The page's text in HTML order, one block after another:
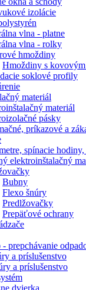
izolácie
vlna - platne
vlna - rolky
hmoždiny
Hmoždiny s
soklové profily
materiál
materiál
pásky
príkazové a
spínacie
elektroinštalačný
Bubny
Flexo šnúry
Predlžovačky
Prepäťové ochrany
prepchávanie
a príslušenstvo
a príslušenstvo
dvierka